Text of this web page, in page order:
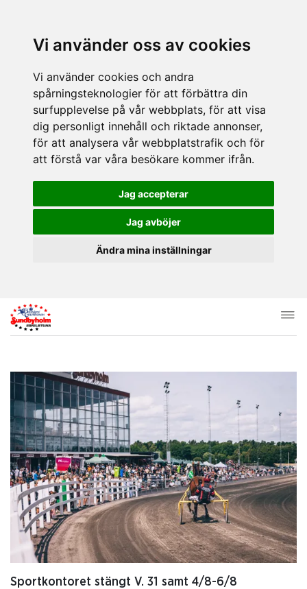
Vi använder oss av cookies
Vi använder cookies och andra
spårningsteknologier för att förbättra din
surfupplevelse på vår webbplats, för att visa
dig personligt innehåll och riktade annonser,
för att analysera vår webbplatstrafik och för
att förstå var våra besökare kommer ifrån.
Jag accepterar
Jag avböjer
Ändra mina inställningar
Sportkontoret stängt V. 31 samt 4/8-6/8